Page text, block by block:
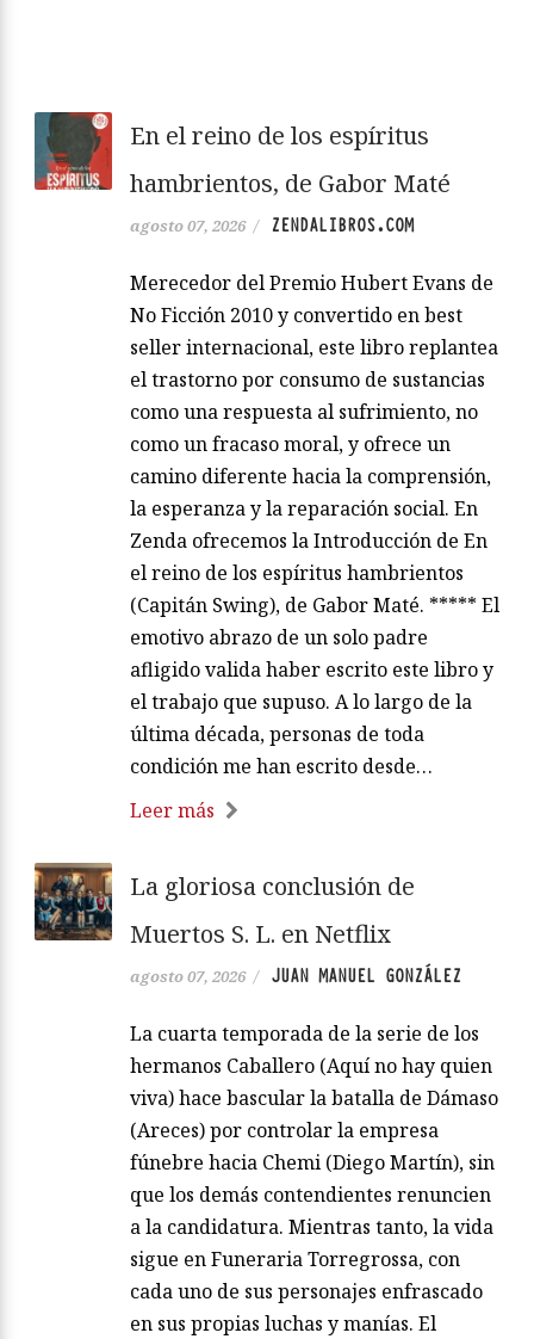
En el reino de los espíritus
hambrientos, de Gabor Maté
agosto 07, 2026 / ZENDALIBROS.COM
Merecedor del Premio Hubert Evans de
No Ficción 2010 y convertido en best
seller internacional, este libro replantea
el trastorno por consumo de sustancias
como una respuesta al sufrimiento, no
como un fracaso moral, y ofrece un
camino diferente hacia la comprensión,
la esperanza y la reparación social. En
Zenda ofrecemos la Introducción de En
el reino de los espíritus hambrientos
(Capitán Swing), de Gabor Maté. ***** El
emotivo abrazo de un solo padre
afligido valida haber escrito este libro y
el trabajo que supuso. A lo largo de la
última década, personas de toda
condición me han escrito desde…
Leer más
La gloriosa conclusión de
Muertos S. L. en Netflix
agosto 07, 2026 / JUAN MANUEL GONZÁLEZ
La cuarta temporada de la serie de los
hermanos Caballero (Aquí no hay quien
viva) hace bascular la batalla de Dámaso
(Areces) por controlar la empresa
fúnebre hacia Chemi (Diego Martín), sin
que los demás contendientes renuncien
a la candidatura. Mientras tanto, la vida
sigue en Funeraria Torregrossa, con
cada uno de sus personajes enfrascado
en sus propias luchas y manías. El